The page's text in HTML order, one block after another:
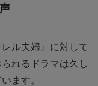
ル夫婦』に対して
れるドラマは久し
ます。